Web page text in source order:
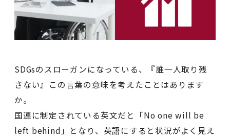
SDGsのスローガンになっている、『誰一人取り残
さない』この言葉の意味を考えたことはあります
か。
国連に制定されている英文だと「No one will be
left behind」となり、英語にすると状況がよく見え